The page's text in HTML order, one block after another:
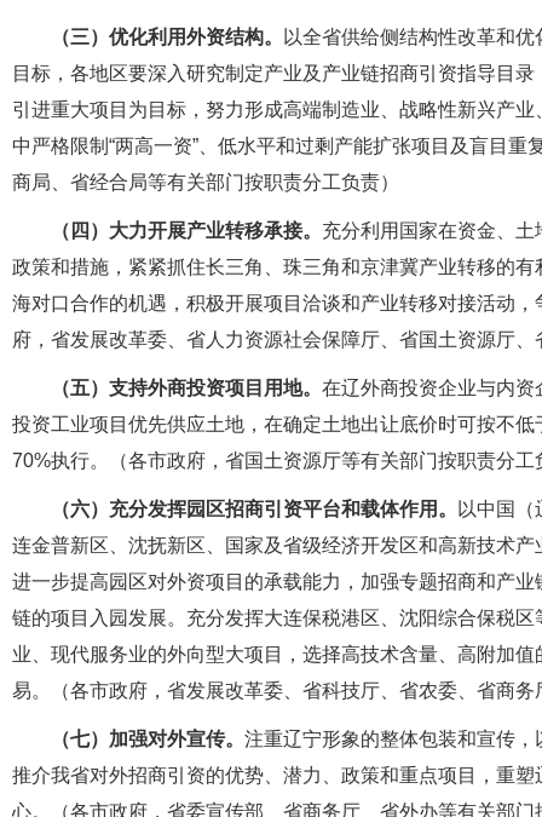
（三）优化利用外资结构。
以全省供给侧结构性改革和
目标，各地区要深入研究制定产业及产业链招商引资指导目
引进重大项目为目标，努力形成高端制造业、战略性新兴产
中严格限制“两高一资”、低水平和过剩产能扩张项目及盲目
商局、省经合局等有关部门按职责分工负责）
（四）大力开展产业转移承接。 充分利用国家在资金、
政策和措施，紧紧抓住长三角、珠三角和京津冀产业转移的
海对口合作的机遇，积极开展项目洽谈和产业转移对接活动
府，省发展改革委、省人力资源社会保障厅、省国土资源厅
（五）支持外商投资项目用地。 在辽外商投资企业与内
投资工业项目优先供应土地，在确定土地出让底价时可按不
70%执行。（各市政府，省国土资源厅等有关部门按职责分工
（六）充分发挥园区招商引资平台和载体作用。
以中国
连金普新区、沈抚新区、国家及省级经济开发区和高新技术
进一步提高园区对外资项目的承载能力，加强专题招商和产
链的项目入园发展。充分发挥大连保税港区、沈阳综合保税
业、现代服务业的外向型大项目，选择高技术含量、高附加
易。（各市政府，省发展改革委、省科技厅、省农委、省商
（七）加强对外宣传。 注重辽宁形象的整体包装和宣传
推介我省对外招商引资的优势、潜力、政策和重点项目，重
心。（各市政府，省委宣传部、省商务厅、省外办等有关部门